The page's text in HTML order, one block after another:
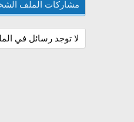
مشاركات الملف
لا توجد رسائل في